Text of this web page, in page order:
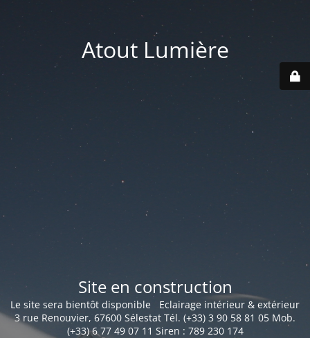
Atout Lumière
Site en construction
Le site sera bientôt disponible Eclairage intérieur & extérieur
3 rue Renouvier, 67600 Sélestat Tél. (+33) 3 90 58 81 05 Mob.
(+33) 6 77 49 07 11 Siren : 789 230 174